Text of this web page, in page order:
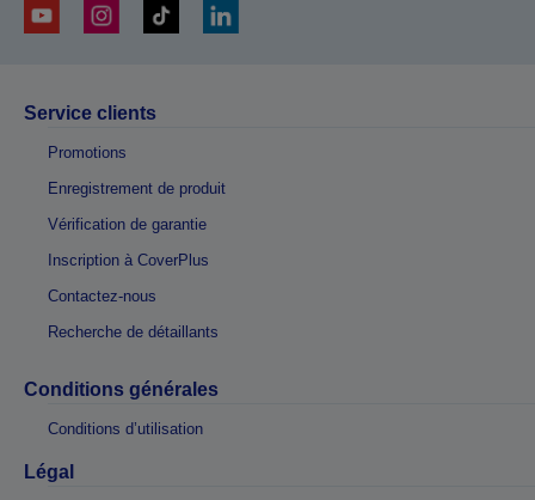
Service clients
Promotions
Enregistrement de produit
Vérification de garantie
Inscription à CoverPlus
Contactez-nous
Recherche de détaillants
Conditions générales
Conditions d’utilisation
Légal